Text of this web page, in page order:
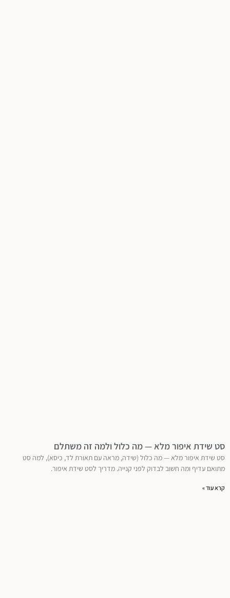
סט שידת איפור מלא — מה כלול ולמה זה משתלם
סט שידת איפור מלא — מה כלול (שידה, מראה עם תאורת לד, כיסא), למה סט
מתואם עדיף ומה חשוב לבדוק לפני קנייה. מדריך לסט שידת איפור.
קרא עוד »